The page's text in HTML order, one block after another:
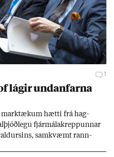
1
lág­ir und­an­farna
mark­tæk­um hætti frá hag­
fjár­málakrepp­unn­ar
sam­kvæmt rann­